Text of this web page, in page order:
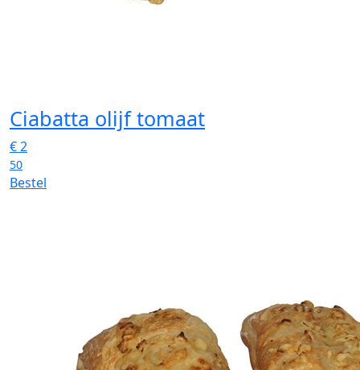
Ciabatta olijf tomaat
€2
50
Bestel